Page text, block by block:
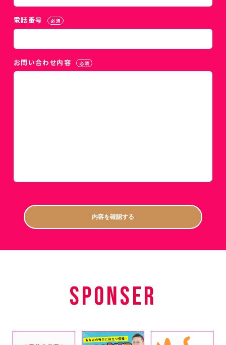
電話番号 必須
お問い合わせ内容 必須
SPONSER